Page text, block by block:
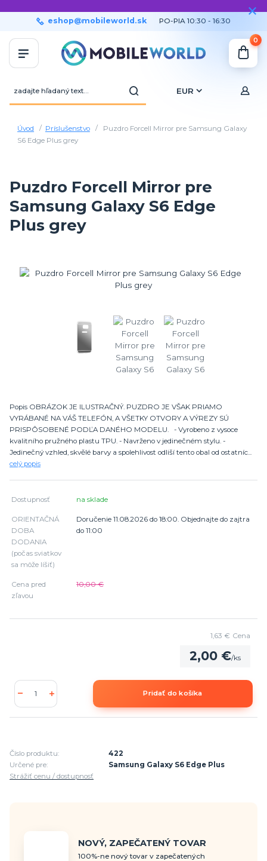
EUR
eshop@mobileworld.sk PO-PIA 10:30 - 16:30
0
Úvod Príslušenstvo
Puzdro Forcell Mirror pre Samsung Galaxy
S6 Edge Plus grey
Puzdro Forcell Mirror pre
Samsung Galaxy S6 Edge
Plus grey
Popis OBRÁZOK JE ILUSTRAČNÝ. PUZDRO JE VŠAK PRIAMO
VYRÁBANÉ NA VÁŠ TELEFÓN, A VŠETKY OTVORY A VÝREZY SÚ
PRISPÔSOBENÉ PODĽA DANÉHO MODELU. - Vyrobeno z vysoce
kvalitního pružného plastu TPU. - Navrženo v jedinečném stylu. -
Jedinečný vzhled, skvělé barvy a spolehlivost odliší tento obal od ostatníc...
celý popis
Dostupnosť na sklade
ORIENTAČNÁ
DOBA
DODANIA
(počas sviatkov
sa môže líšiť)
Doručenie 11.08.2026 do 18:00. Objednajte do zajtra
do 11:00
Cena pred
zľavou
10,00 €
2,00 €/ks
1,63 € Cena
Pridať do košíka
Číslo produktu:
422
Určené pre:
Samsung Galaxy S6 Edge Plus
Strážiť cenu / dostupnosť
NOVÝ, ZAPEČATENÝ TOVAR
100%-ne nový tovar v zapečatených